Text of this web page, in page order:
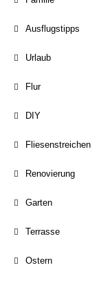
Ausflugstipps
Urlaub
Flur
DIY
Fliesenstreichen
Renovierung
Garten
Terrasse
Ostern